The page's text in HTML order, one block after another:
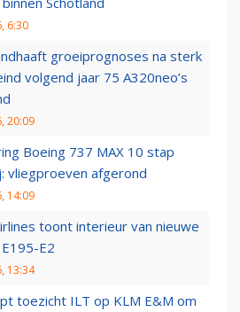
6:30
groeiprognoses na sterk
volgend jaar 75 A320neo’s
20:09
Boeing 737 MAX 10 stap
vliegproeven afgerond
14:09
toont interieur van nieuwe
E2
13:34
toezicht ILT op KLM E&M om